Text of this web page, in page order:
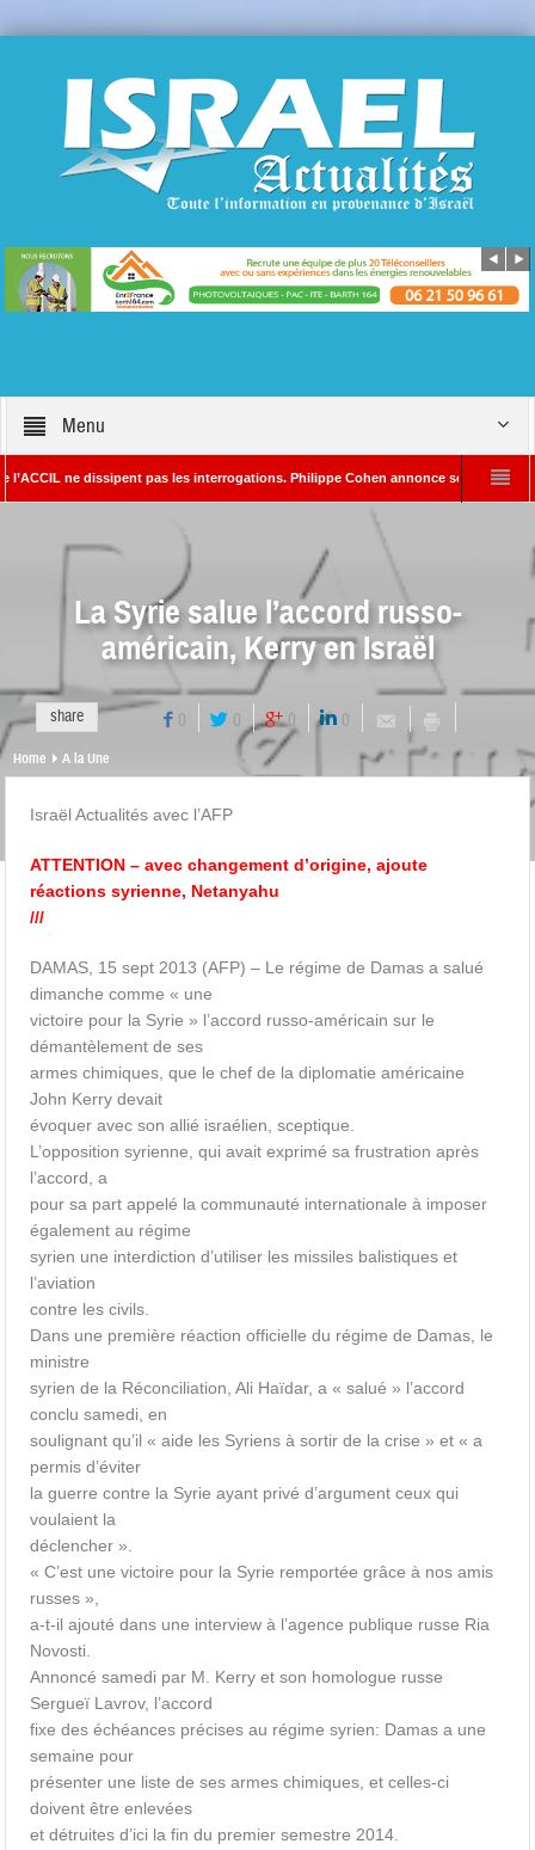
Menu
dissipent pas les interrogations. Philippe Cohen annonce se réserver le droit de
L’Iran menace de frapper Tel-Aviv si
La Syrie salue l’accord russo-
américain, Kerry en Israël
share 0 0 0 0
Home A la Une
Israël Actualités avec l’AFP
ATTENTION – avec changement d’origine, ajoute
réactions syrienne, Netanyahu
///
DAMAS, 15 sept 2013 (AFP) – Le régime de Damas a salué
dimanche comme « une
victoire pour la Syrie » l’accord russo-américain sur le
démantèlement de ses
armes chimiques, que le chef de la diplomatie américaine
John Kerry devait
évoquer avec son allié israélien, sceptique.
L’opposition syrienne, qui avait exprimé sa frustration après
l’accord, a
pour sa part appelé la communauté internationale à imposer
également au régime
syrien une interdiction d’utiliser les missiles balistiques et
l’aviation
contre les civils.
Dans une première réaction officielle du régime de Damas, le
ministre
syrien de la Réconciliation, Ali Haïdar, a « salué » l’accord
conclu samedi, en
soulignant qu’il « aide les Syriens à sortir de la crise » et « a
permis d’éviter
la guerre contre la Syrie ayant privé d’argument ceux qui
voulaient la
déclencher ».
« C’est une victoire pour la Syrie remportée grâce à nos amis
russes »,
a-t-il ajouté dans une interview à l’agence publique russe Ria
Novosti.
Annoncé samedi par M. Kerry et son homologue russe
Sergueï Lavrov, l’accord
fixe des échéances précises au régime syrien: Damas a une
semaine pour
présenter une liste de ses armes chimiques, et celles-ci
doivent être enlevées
et détruites d’ici la fin du premier semestre 2014.